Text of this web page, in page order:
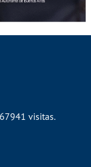
visitas.